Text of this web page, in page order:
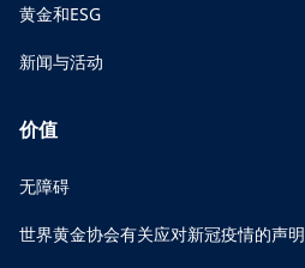
黄金和ESG
新闻与活动
价值
无障碍
世界黄金协会有关应对新冠疫情的声明